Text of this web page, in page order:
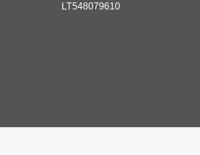
LT548079610